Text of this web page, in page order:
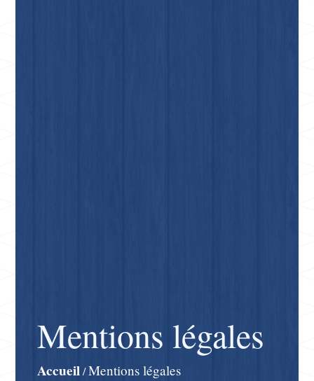
Mentions légales
Accueil/Mentions légales